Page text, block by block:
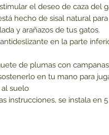
el deseo de caza del
hecho de sisal natural
y arañazos de tus gatos.
en la parte
de plumas con
en tu mano para
al suelo
instrucciones, se instala en